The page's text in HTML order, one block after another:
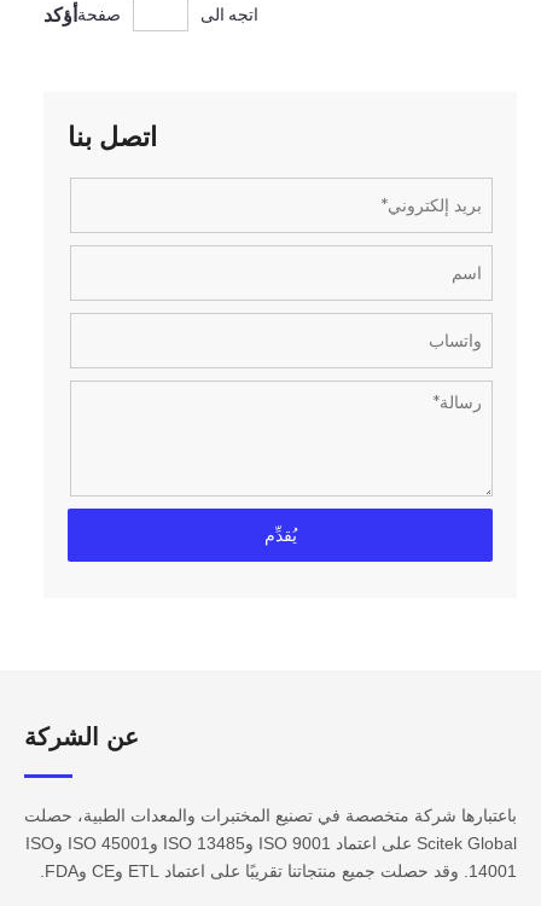
اتجه الى صفحةأؤكد
اتصل بنا
يُقدِّم
عن الشركة​​​​​​
باعتبارها شركة متخصصة في تصنيع المختبرات والمعدات الطبية، حصلت
Scitek Global على اعتماد ISO 9001 وISO 13485 وISO 45001 وISO
14001. وقد حصلت جميع منتجاتنا تقريبًا على اعتماد ETL وCE وFDA.